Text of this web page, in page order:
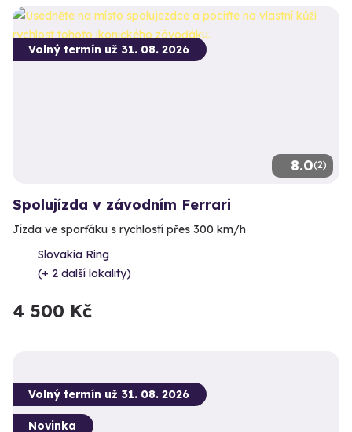
8.0(2)
Volný termín už 31. 08. 2026
Spolujízda v závodním Ferrari
Jízda ve sporťáku s rychlostí přes 300 km/h
Slovakia Ring
(+ 2 další lokality)
4 500 Kč
Volný termín už 31. 08. 2026
Novinka